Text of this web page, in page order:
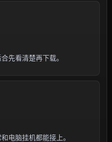
先看清楚再下载。
电脑挂机都能接上。